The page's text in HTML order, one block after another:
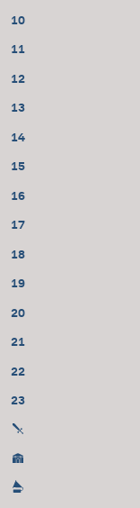
10
11
12
13
14
15
16
17
18
19
20
21
22
23